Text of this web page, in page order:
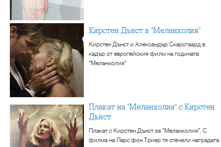
Кирстен Дънст в "Меланхолия"
Кирстен Дънст и Александър Скарсгаард в
кадър от европейския филм на годината
"Меланхолия"
Плакат на "Меланхолия" с Кирстен
Дънст
Плакат с Кирстен Дънст за "Меланхолия". С
филма на Ларс фон Триер тя спечели наградата